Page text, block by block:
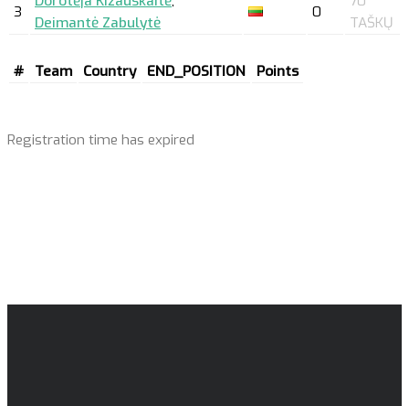
3
Deimantė Zabulytė
0
TAŠKŲ
# Team Country END_POSITION Points
Registration time has expired